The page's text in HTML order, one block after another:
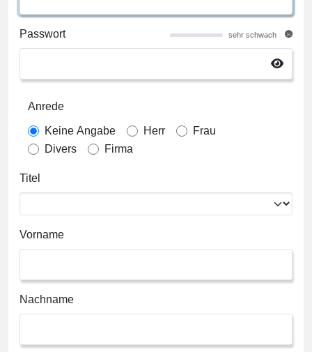
Passwort sehr schwach
Anrede
Keine Angabe Herr
Frau
Divers
Firma
Titel
Vorname
Nachname